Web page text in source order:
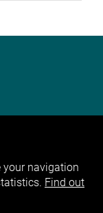
your navigation
Find out